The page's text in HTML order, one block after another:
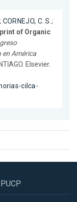
; CORNEJO, C. S.;
of Organic
en América
Elsevier.
cilca-